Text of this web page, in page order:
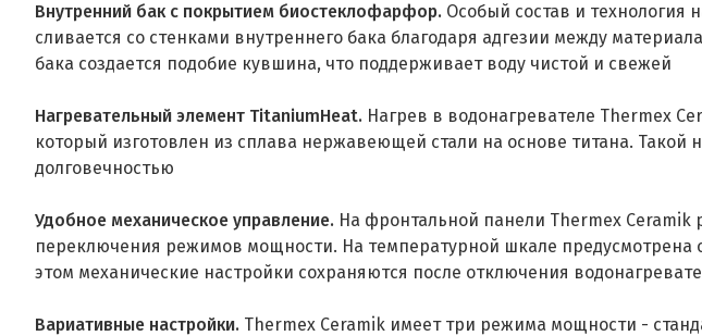
Внутренний бак с покрытием биостеклофарфор. Особый состав и
сливается со стенками внутреннего бака благодаря адгезии между
бака создается подобие кувшина, что поддерживает воду чистой и свежей
Нагревательный элемент TitaniumHeat. Нагрев в водонагревателе Thermex
который изготовлен из сплава нержавеющей стали на основе титана.
долговечностью
Удобное механическое управление. На фронтальной панели Thermex
переключения режимов мощности. На температурной шкале предусмотрена
этом механические настройки сохраняются после отключения
Вариативные настройки. Thermex Ceramik имеет три режима мощности -